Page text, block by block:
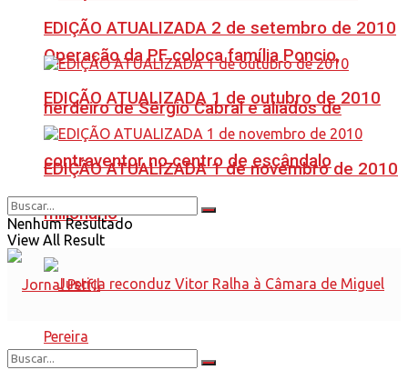
Operação da PF coloca família Poncio,
herdeiro de Sérgio Cabral e aliados de
contraventor no centro de escândalo
milionário
EDIÇÃO ATUALIZADA 2 de setembro de 2010
EDIÇÃO ATUALIZADA 1 de outubro de 2010
EDIÇÃO ATUALIZADA 1 de novembro de 2010
Nenhum Resultado
View All Result